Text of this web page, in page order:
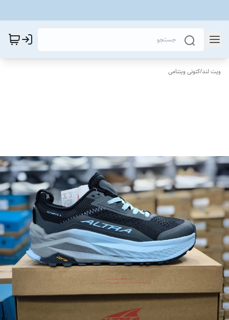
ویت لند/کتونی ویتنامی